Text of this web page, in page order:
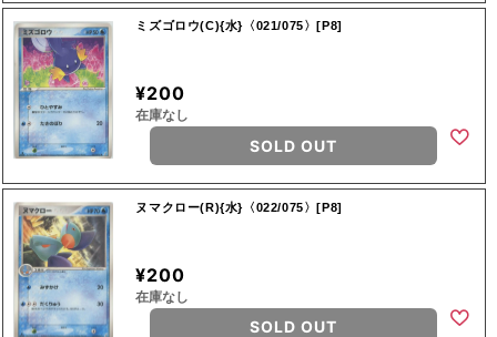
ミズゴロウ(C){水}〈021/075〉[P8]
¥200
在庫なし
SOLD OUT
ヌマクロー(R){水}〈022/075〉[P8]
¥200
在庫なし
SOLD OUT